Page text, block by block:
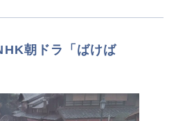
朝ドラ「ばけば